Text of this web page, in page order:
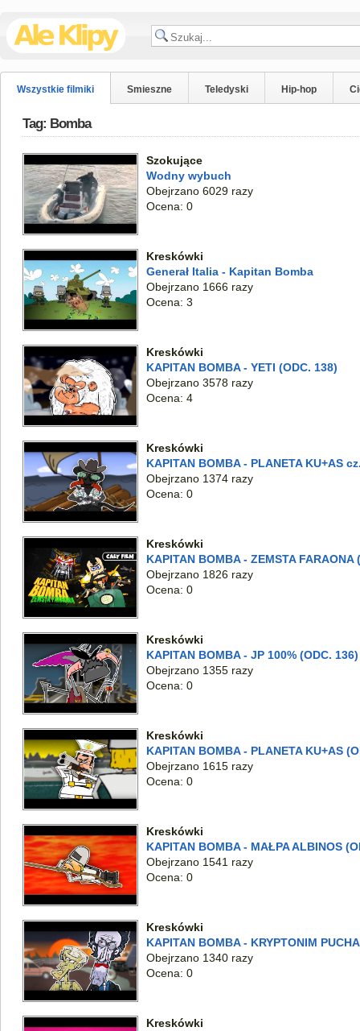
Wszystkie filmiki Smieszne Teledyski Hip-hop
Tag: Bomba
Szokujące
Wodny wybuch
Obejrzano 6029 razy
Ocena: 0
Kreskówki
Generał Italia - Kapitan Bomba
Obejrzano 1666 razy
Ocena: 3
Kreskówki
KAPITAN BOMBA - YETI (ODC. 138)
Obejrzano 3578 razy
Ocena: 4
Kreskówki
KAPITAN BOMBA - PLANETA KU+AS
Obejrzano 1374 razy
Ocena: 0
Kreskówki
KAPITAN BOMBA - ZEMSTA
Obejrzano 1826 razy
Ocena: 0
Kreskówki
KAPITAN BOMBA - JP 100% (ODC. 136)
Obejrzano 1355 razy
Ocena: 0
Kreskówki
KAPITAN BOMBA - PLANETA KU+AS
Obejrzano 1615 razy
Ocena: 0
Kreskówki
KAPITAN BOMBA - MAŁPA ALBINOS
Obejrzano 1541 razy
Ocena: 0
Kreskówki
KAPITAN BOMBA - KRYPTONIM
Obejrzano 1340 razy
Ocena: 0
Kreskówki